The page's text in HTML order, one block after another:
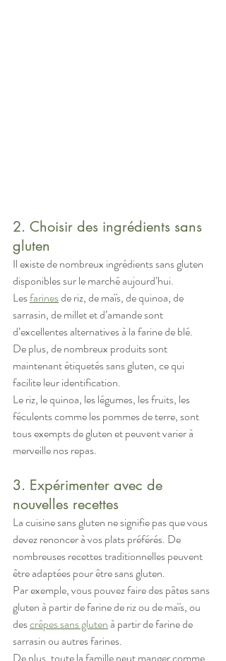
2. Choisir des ingrédients sans
gluten
Il existe de nombreux ingrédients sans gluten
disponibles sur le marché aujourd’hui.
Les farines de riz, de maïs, de quinoa, de
sarrasin, de millet et d’amande sont
d’excellentes alternatives à la farine de blé.
De plus, de nombreux produits sont
maintenant étiquetés sans gluten, ce qui
facilite leur identification.
Le riz, le quinoa, les légumes, les fruits, les
féculents comme les pommes de terre, sont
tous exempts de gluten et peuvent varier à
merveille nos repas.
3. Expérimenter avec de
nouvelles recettes
La cuisine sans gluten ne signifie pas que vous
devez renoncer à vos plats préférés. De
nombreuses recettes traditionnelles peuvent
être adaptées pour être sans gluten.
Par exemple, vous pouvez faire des pâtes sans
gluten à partir de farine de riz ou de maïs, ou
des crêpes sans gluten à partir de farine de
sarrasin ou autres farines.
De plus, toute la famille peut manger comme